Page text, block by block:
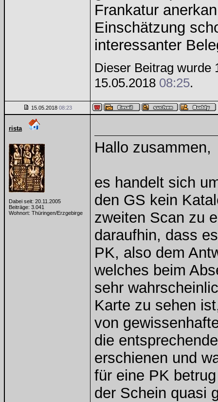
Frankatur
Einschätzung
interessanter
Dieser Beitrag wurde
15.05.2018 08:25.
15.05.2018 08:23
rista
Dabei seit: 20.11.2005
Beiträge: 3.041
Wohnort: Thüringen/Erzgebirge
Hallo zusammen,
es handelt sich
den GS kein
zweiten Scan zu
daraufhin, dass
PK, also dem
welches beim
sehr
Karte zu sehen
von
die
erschienen und
für eine PK
der Schein quasi